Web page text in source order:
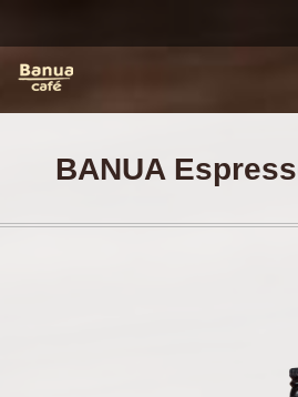
BANUA